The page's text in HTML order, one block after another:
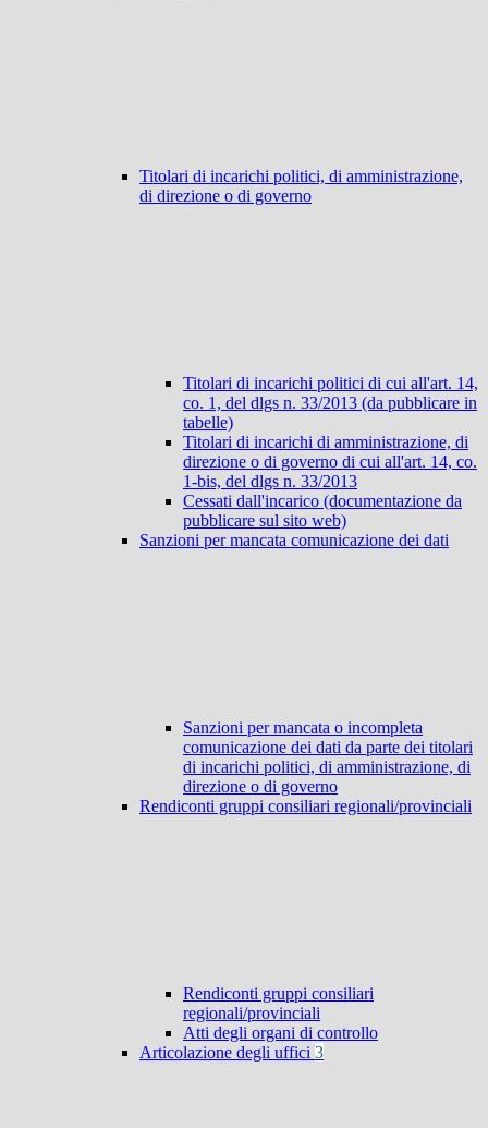
Titolari di incarichi politici, di amministrazione,
di direzione o di governo
Titolari di incarichi politici di cui all'art. 14,
co. 1, del dlgs n. 33/2013 (da pubblicare in
tabelle)
Titolari di incarichi di amministrazione, di
direzione o di governo di cui all'art. 14, co.
1-bis, del dlgs n. 33/2013
Cessati dall'incarico (documentazione da
pubblicare sul sito web)
Sanzioni per mancata comunicazione dei dati
Sanzioni per mancata o incompleta
comunicazione dei dati da parte dei titolari
di incarichi politici, di amministrazione, di
direzione o di governo
Rendiconti gruppi consiliari regionali/provinciali
Rendiconti gruppi consiliari
regionali/provinciali
Atti degli organi di controllo
Articolazione degli uffici 3